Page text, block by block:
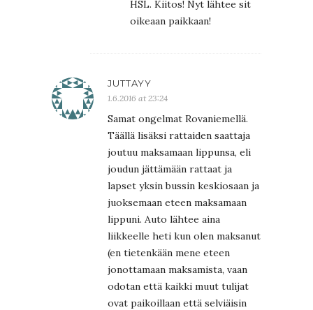
HSL. Kiitos! Nyt lähtee sit
oikeaan paikkaan!
JUTTAYY
1.6.2016 at 23:24
Samat ongelmat Rovaniemellä.
Täällä lisäksi rattaiden saattaja
joutuu maksamaan lippunsa, eli
joudun jättämään rattaat ja
lapset yksin bussin keskiosaan ja
juoksemaan eteen maksamaan
lippuni. Auto lähtee aina
liikkeelle heti kun olen maksanut
(en tietenkään mene eteen
jonottamaan maksamista, vaan
odotan että kaikki muut tulijat
ovat paikoillaan että selviäisin